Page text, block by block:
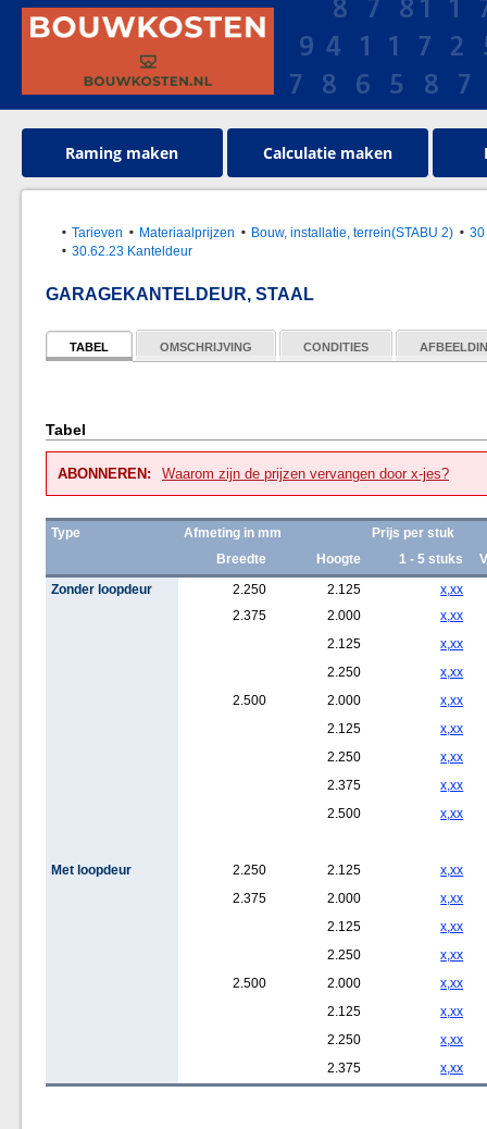
Raming maken Calculatie maken
Tarieven Materiaalprijzen Bouw, installatie, terrein(STABU 2)
30.62.23 Kanteldeur
GARAGEKANTELDEUR, STAAL
TABEL OMSCHRIJVING CONDITIES
Tabel
ABONNEREN: Waarom zijn de prijzen vervangen door x-jes?
Type Afmeting in mm
Prijs per stuk
Breedte
Hoogte 1 - 5 stuks
Zonder loopdeur
2.250 2.125
x,xx
2.375
2.000
x,xx
2.125
x,xx
2.250
x,xx
2.500
2.000
x,xx
2.125
x,xx
2.250
x,xx
2.375
x,xx
2.500
x,xx
Met loopdeur 2.250 2.125
x,xx
2.375
2.000
x,xx
2.125
x,xx
2.250
x,xx
2.500
2.000
x,xx
2.125
x,xx
2.250
x,xx
2.375
x,xx